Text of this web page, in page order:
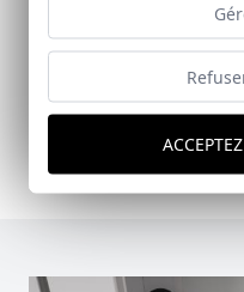
para ofrecer una
Ver Doccia Shelf